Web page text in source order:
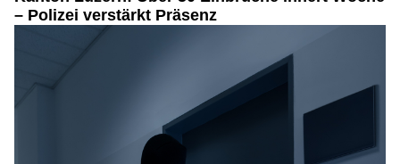
– Polizei verstärkt Präsenz